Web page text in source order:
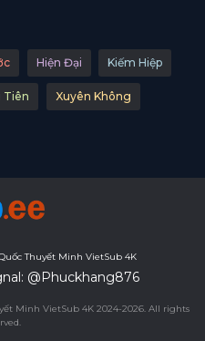
Hiện Đại Kiếm Hiệp
Tiên Xuyên Không
Thuyết Minh VietSub 4K
@Phuckhang876
Minh VietSub 4K 2024-2026. All rights